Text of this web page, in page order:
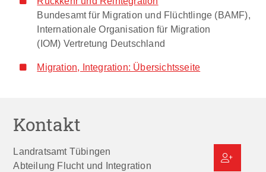
Bundesamt für Migration und Flüchtlinge (BAMF),
Internationale Organisation für Migration
(IOM) Vertretung Deutschland
Migration, Integration: Übersichtsseite
Kontakt
Landratsamt Tübingen
Abteilung Flucht und Integration